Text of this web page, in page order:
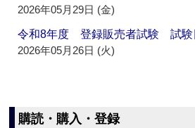
2026年05月29日 (金)
令和8年度 登録販売者試験 試験
2026年05月26日 (火)
購読・購入・登録